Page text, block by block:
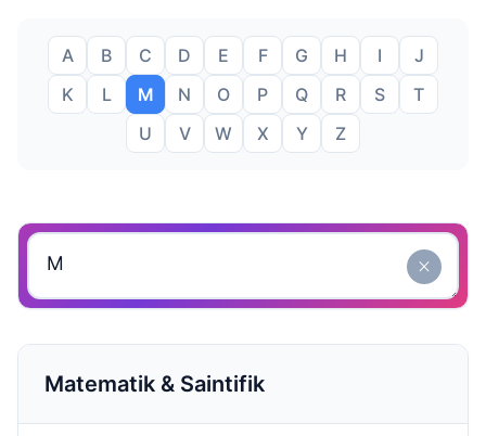
A B C D E F G H I
J
K
L M N O P Q R S
T
U
V W X Y Z
close
Matematik & Saintifik